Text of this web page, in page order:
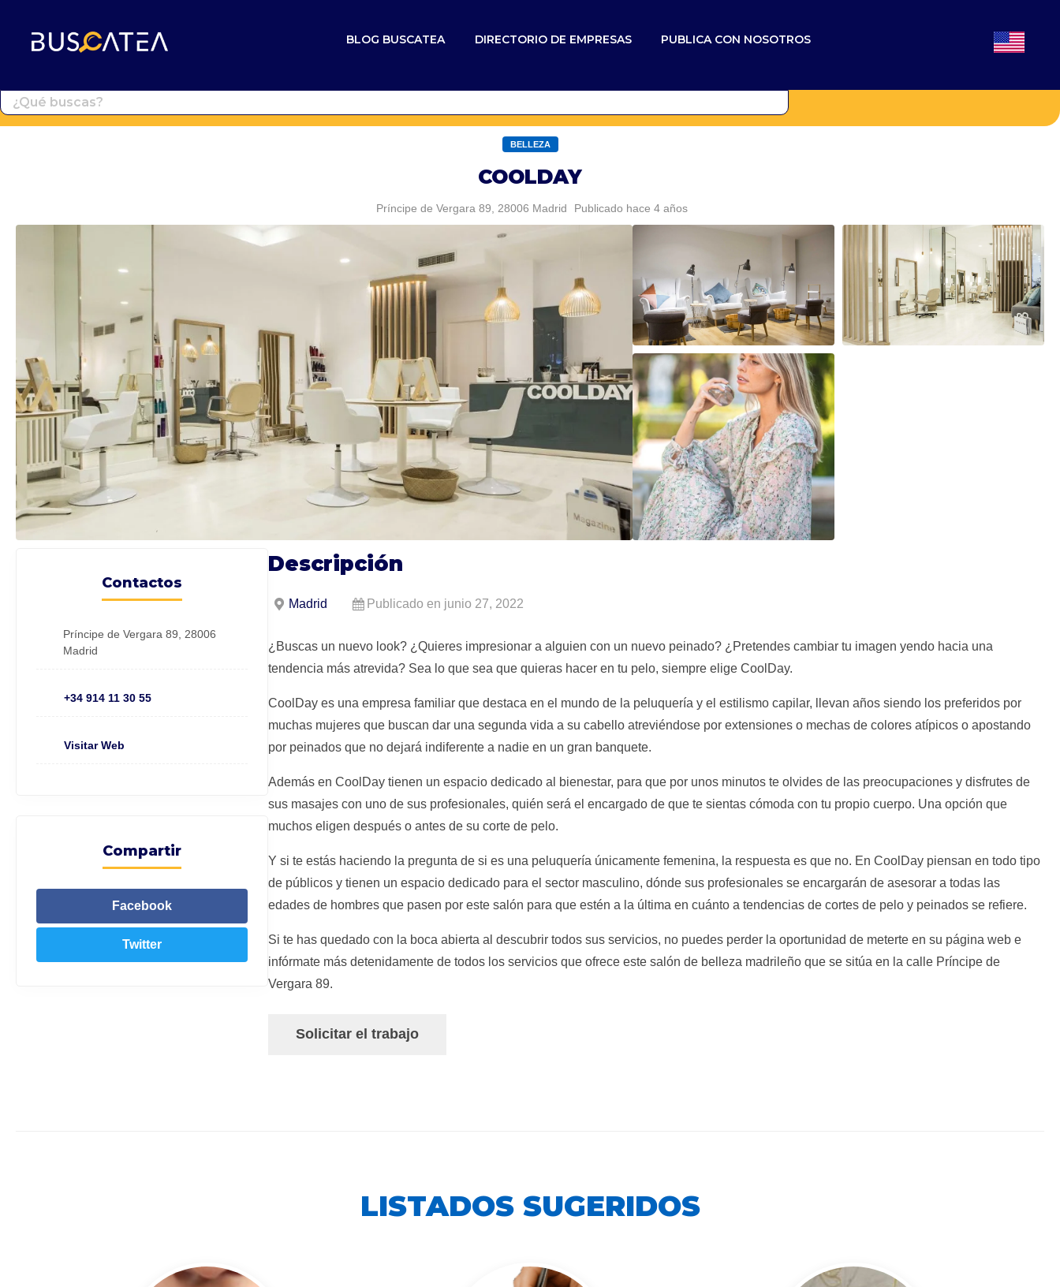
BLOG BUSCATEA DIRECTORIO DE EMPRESAS PUBLICA CON NOSOTROS
BELLEZA
COOLDAY
Príncipe de Vergara 89, 28006 Madrid Publicado hace 4 años
Contactos
Príncipe de Vergara 89, 28006
Madrid
+34 914 11 30 55
Visitar Web
Compartir
Facebook
Twitter
Descripción
Madrid Publicado en junio 27, 2022
¿Buscas un nuevo look? ¿Quieres impresionar a alguien con un nuevo peinado? ¿Pretendes cambiar tu imagen yendo hacia una
tendencia más atrevida? Sea lo que sea que quieras hacer en tu pelo, siempre elige CoolDay.
CoolDay es una empresa familiar que destaca en el mundo de la peluquería y el estilismo capilar, llevan años siendo los preferidos por
muchas mujeres que buscan dar una segunda vida a su cabello atreviéndose por extensiones o mechas de colores atípicos o apostando
por peinados que no dejará indiferente a nadie en un gran banquete.
Además en CoolDay tienen un espacio dedicado al bienestar, para que por unos minutos te olvides de las preocupaciones y disfrutes de
sus masajes con uno de sus profesionales, quién será el encargado de que te sientas cómoda con tu propio cuerpo. Una opción que
muchos eligen después o antes de su corte de pelo.
Y si te estás haciendo la pregunta de si es una peluquería únicamente femenina, la respuesta es que no. En CoolDay piensan en todo tipo
de públicos y tienen un espacio dedicado para el sector masculino, dónde sus profesionales se encargarán de asesorar a todas las
edades de hombres que pasen por este salón para que estén a la última en cuánto a tendencias de cortes de pelo y peinados se refiere.
Si te has quedado con la boca abierta al descubrir todos sus servicios, no puedes perder la oportunidad de meterte en su página web e
infórmate más detenidamente de todos los servicios que ofrece este salón de belleza madrileño que se sitúa en la calle Príncipe de
Vergara 89.
LISTADOS SUGERIDOS